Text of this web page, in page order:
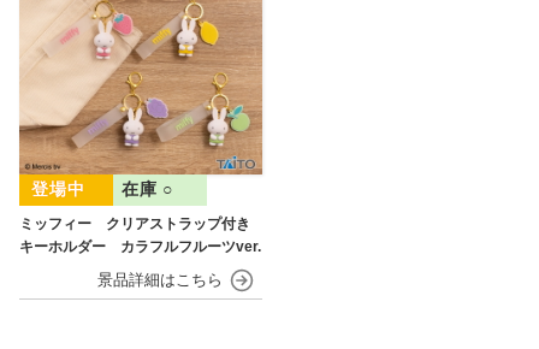
ミッフィー クリアストラップ付き
キーホルダー カラフルフルーツver.
在庫 ○